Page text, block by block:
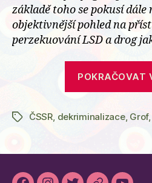
základě toho se pokusí
objektivnější pohled na
perzekuování LSD a drog
POKRAČOVAT
ŠtítkyČSSR, dekriminalizace, Grof,